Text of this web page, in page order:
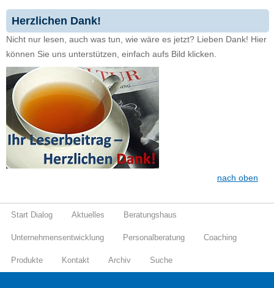
Herzlichen Dank!
Nicht nur lesen, auch was tun, wie wäre es jetzt? Lieben Dank! Hier
können Sie uns unterstützen, einfach aufs Bild klicken.
nach oben
Start Dialog Aktuelles Beratungshaus
Unternehmensentwicklung Personalberatung Coaching
Produkte Kontakt Archiv Suche